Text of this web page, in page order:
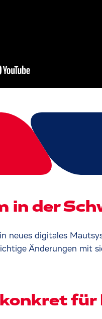
in der
neues digitales
Änderungen mit
für